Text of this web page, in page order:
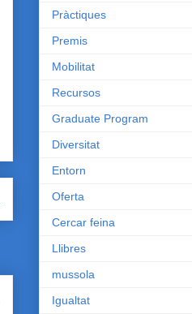
Pràctiques
Premis
Mobilitat
Recursos
Graduate Program
Diversitat
Entorn
Oferta
Cercar feina
Llibres
mussola
Igualtat